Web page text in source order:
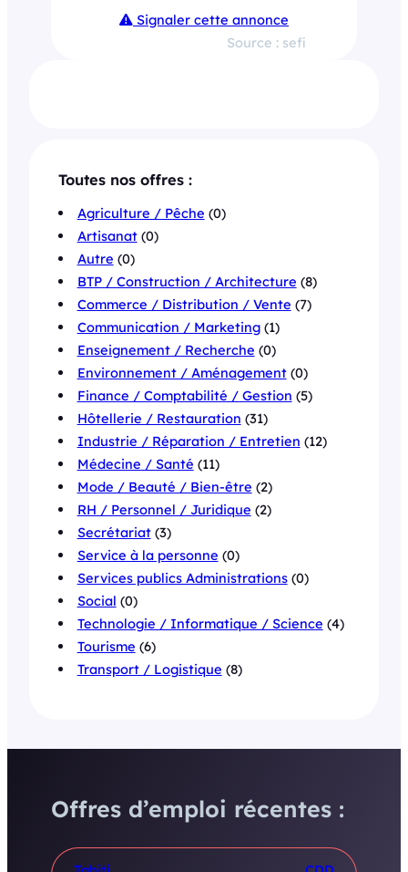
Signaler cette annonce
Source : sefi
Toutes nos offres :
Agriculture / Pêche (0)
Artisanat(0)
Autre (0)
BTP / Construction / Architecture (8)
Commerce / Distribution / Vente (7)
Communication / Marketing(1)
Enseignement / Recherche (0)
Environnement / Aménagement(0)
Finance / Comptabilité / Gestion (5)
Hôtellerie / Restauration (31)
Industrie / Réparation / Entretien (12)
Médecine / Santé (11)
Mode / Beauté / Bien-être (2)
RH / Personnel / Juridique (2)
Secrétariat(3)
Service à la personne (0)
Services publics Administrations(0)
Social (0)
Technologie / Informatique / Science (4)
Tourisme (6)
Transport / Logistique (8)
Offres d’emploi récentes :